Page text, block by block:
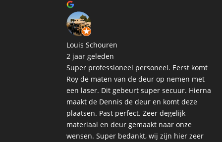
Louis Schouren
2 jaar geleden
Super professioneel personeel. Eerst komt
Roy de maten van de deur op nemen met
een laser. Dit gebeurt super secuur. Hierna
maakt de Dennis de deur en komt deze
plaatsen. Past perfect. Zeer degelijk
materiaal en deur gemaakt naar onze
wensen. Super bedankt, wij zijn hier zeer